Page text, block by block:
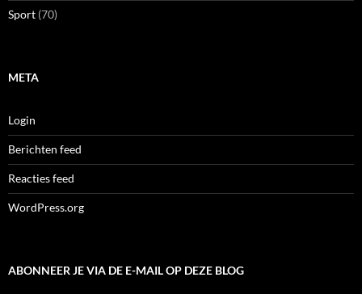
Sport (70)
META
Login
Berichten feed
Reacties feed
WordPress.org
ABONNEER JE VIA DE E-MAIL OP DEZE BLOG